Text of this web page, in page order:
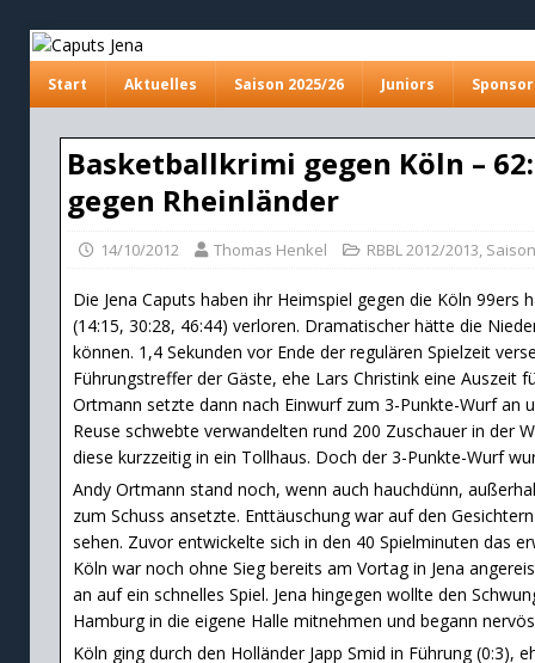
Start Aktuelles Saison 2025/26 Juniors
Basketballkrimi gegen Köln –
gegen Rheinländer
14/10/2012 Thomas Henkel RBBL 2012/2013,
Die Jena Caputs haben ihr Heimspiel gegen die Köln 99ers
(14:15, 30:28, 46:44) verloren. Dramatischer hätte die
können. 1,4 Sekunden vor Ende der regulären Spielzeit
Führungstreffer der Gäste, ehe Lars Christink eine Auszeit
Ortmann setzte dann nach Einwurf zum 3-Punkte-Wurf an
Reuse schwebte verwandelten rund 200 Zuschauer in der
diese kurzzeitig in ein Tollhaus. Doch der 3-Punkte-Wurf
Andy Ortmann stand noch, wenn auch hauchdünn,
zum Schuss ansetzte. Enttäuschung war auf den
sehen. Zuvor entwickelte sich in den 40 Spielminuten das
Köln war noch ohne Sieg bereits am Vortag in Jena
an auf ein schnelles Spiel. Jena hingegen wollte den
Hamburg in die eigene Halle mitnehmen und begann
Köln ging durch den Holländer Japp Smid in Führung (0:3),